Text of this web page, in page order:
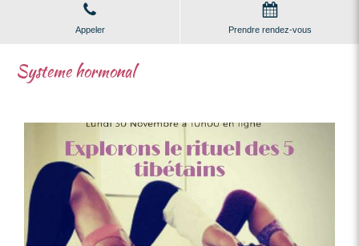
Appeler Prendre rendez-vous
Systeme hormonal